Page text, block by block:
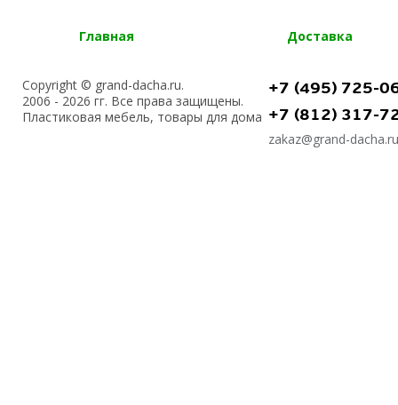
Главная Доставка
Copyright © grand-dacha.ru.
2006 - 2026 гг. Все права защищены.
Пластиковая мебель, товары для дома
+7 (495) 725-
+7 (812) 317-
zakaz@grand-dacha.ru